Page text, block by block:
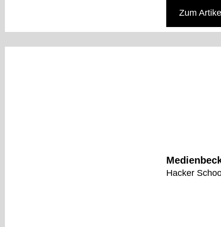
Zum
Hacker